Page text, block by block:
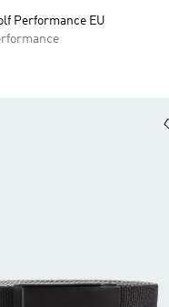
Performance EU